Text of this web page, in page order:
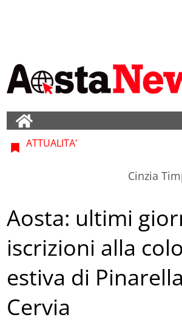
ATTUALITA'
Cinzia
Aosta: ultimi
iscrizioni alla
estiva di
Cervia